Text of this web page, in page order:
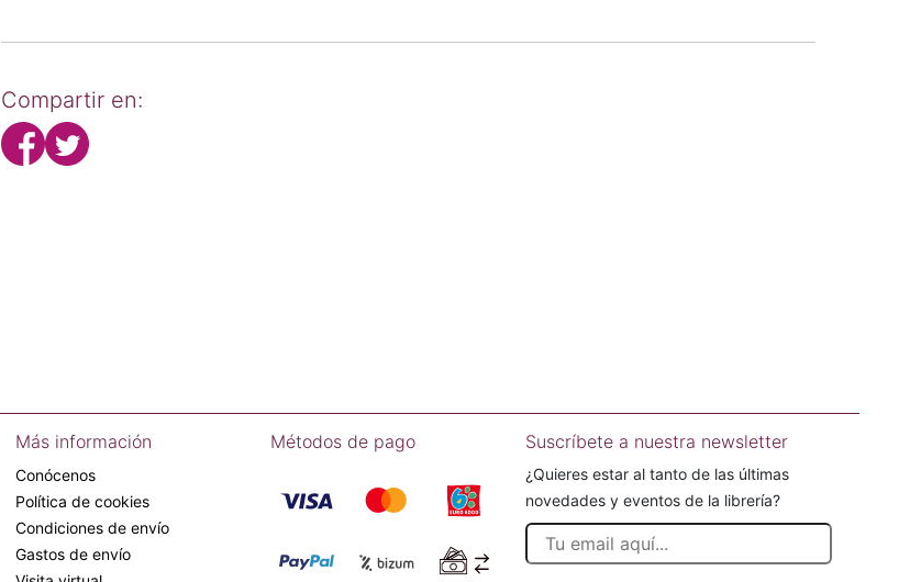
Compartir en:
Más información
Conócenos
Política de cookies
Condiciones de envío
Gastos de envío
Métodos de pago Suscríbete a nuestra newsletter
¿Quieres estar al tanto de las últimas
novedades y eventos de la librería?